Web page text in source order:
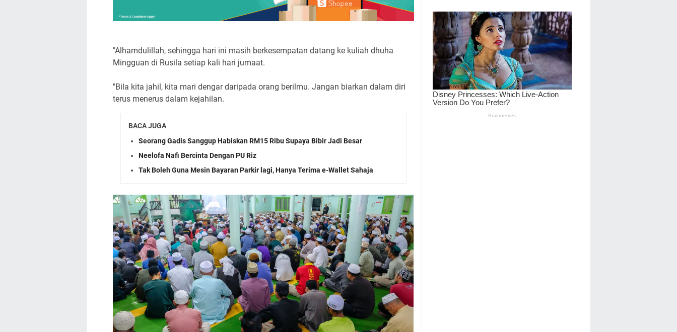
"Alhamdulillah, sehingga hari ini masih berkesempatan datang ke kuliah dhuha
Mingguan di Rusila setiap kali hari jumaat.
"Bila kita jahil, kita mari dengar daripada orang berilmu. Jangan biarkan dalam diri
terus menerus dalam kejahilan.
BACA JUGA
Seorang Gadis Sanggup Habiskan RM15 Ribu Supaya Bibir Jadi Besar
Neelofa Nafi Bercinta Dengan PU Riz
Tak Boleh Guna Mesin Bayaran Parkir lagi, Hanya Terima e-Wallet Sahaja